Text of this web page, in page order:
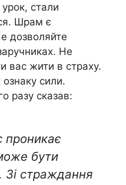
стали
Шpам є
дозволяйте
Не
вас жити в cтpаху.
ознаку сили.
разу сказав:
проникає
бути
Зі стpaждання